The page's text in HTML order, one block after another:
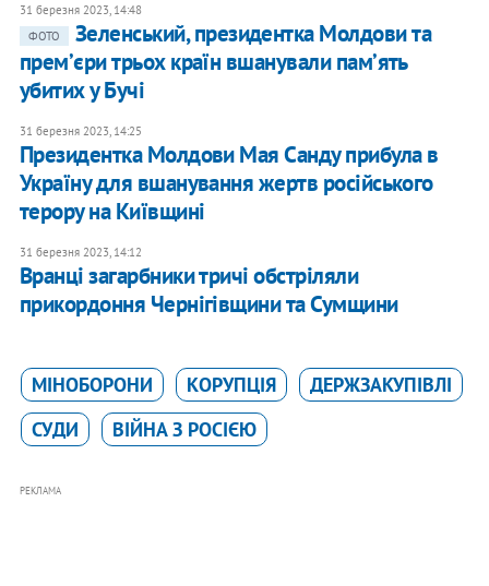
31 березня 2023, 14:48
ФОТО
Зеленський, президентка Молдови та
премʼєри трьох країн вшанували памʼять
убитих у Бучі
31 березня 2023, 14:25
Президентка Молдови Мая Санду прибула в
Україну для вшанування жертв російського
терору на Київщині
31 березня 2023, 14:12
Вранці загарбники тричі обстріляли
прикордоння Чернігівщини та Сумщини
МІНОБОРОНИ КОРУПЦІЯ
ДЕРЖЗАКУПІВЛІ
СУДИ
ВІЙНА З РОСІЄЮ
РЕКЛАМА